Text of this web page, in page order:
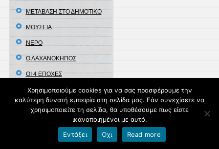
ΜΕΤΑΒΑΣΗ ΣΤΟ ΔΗΜΟΤΙΚΟ
ΜΟΥΣΕΙΑ
ΝΕΡΟ
Ο ΛΑΧΑΝΟΚΗΠΟΣ
ΟΙ 4 ΕΠΟΧΕΣ
ΟΙΚΟΓΕΝΕΙΑ
ΟΙΚΟΛΟΓΙΚΑ ΣΧΟΛΕΙΑ
ΠΑΓΚΟΣΜΙΑ ΗΜΕΡΑ ΑΤΟΜΩΝ
Χρησιμοποιούμε cookies για να σας προσφέρουμε την
καλύτερη δυνατή εμπειρία στη σελίδα μας. Εάν συνεχίσετε να
χρησιμοποιείτε τη σελίδα, θα υποθέσουμε πως είστε
ικανοποιημένοι με αυτό.
Εντάξει
Όχι Read more